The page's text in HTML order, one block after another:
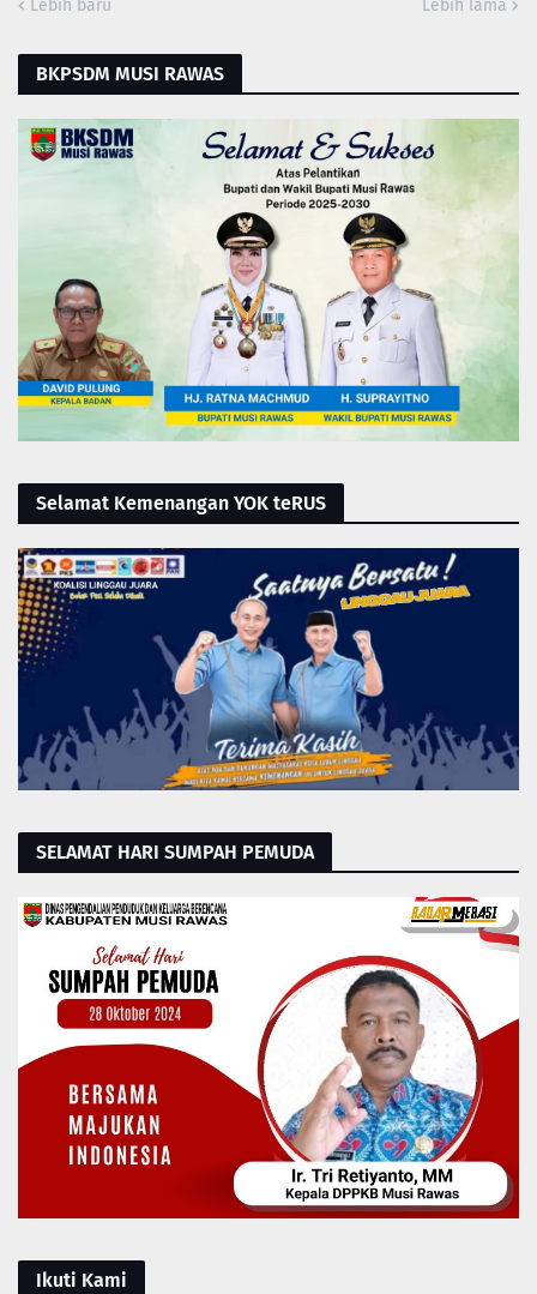
Lebih baru Lebih lama
BKPSDM MUSI RAWAS
Selamat Kemenangan YOK teRUS
SELAMAT HARI SUMPAH PEMUDA
Ikuti Kami